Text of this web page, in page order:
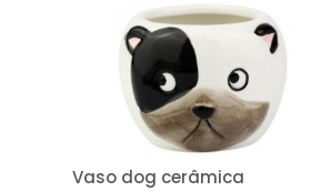
Vaso dog cerâmica